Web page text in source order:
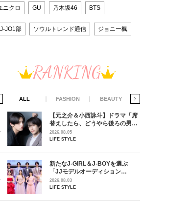
ニクロ GU 乃木坂46 BTS
JO1部 ソウルトレンド通信 ジョニー楓
RANKING
ALL FASHION BEAUTY
【元之介＆小西詠斗】ドラマ「席
替えしたら、どうやら後ろの男が
どうやら俺のこと好きらしい」放
送記念インタビュー♡ 「自然と詠
2026.08.05
LIFE STYLE
新たなJ-GIRL＆J-BOYを選ぶ
「JJモデルオーディション
2027」が募集開始！ 予選ブロッ
クは候補生の“魅力”を重視した
2026.08.03
LIFE STYLE